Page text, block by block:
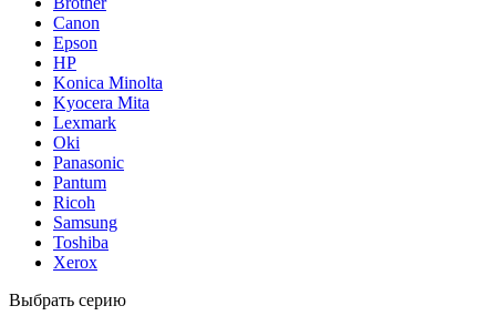
Canon
Epson
HP
Konica Minolta
Kyocera Mita
Lexmark
Oki
Panasonic
Pantum
Ricoh
Samsung
Toshiba
Xerox
Выбрать серию